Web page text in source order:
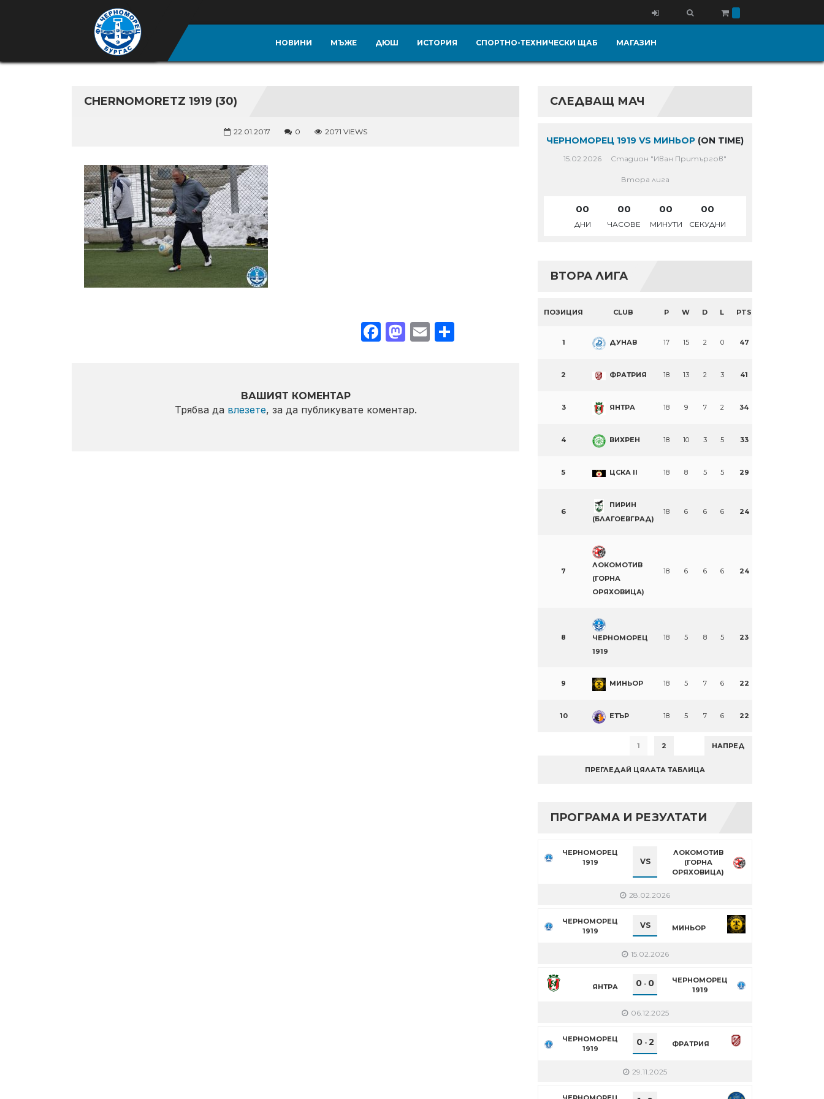
НОВИНИ МЪЖЕ ДЮШ ИСТОРИЯ СПОРТНО-ТЕХНИЧЕСКИ ЩАБ МАГАЗИН
CHERNOMORETZ 1919 (30)
22.01.2017 0 2071 VIEWS
Facebook
Mastodon
EmailShare
ВАШИЯТ КОМЕНТАР
Трябва да влезете, за да публикувате коментар.
СЛЕДВАЩ МАЧ
ЧЕРНОМОРЕЦ 1919 VS МИНЬОР (ON TIME)
15.02.2026 Стадион "Иван Притъргов"
Втора лига
00
ДНИ
00
ЧАСОВЕ
00
МИНУТИ
00
СЕКУДНИ
ВТОРА ЛИГА
ПОЗИЦИЯ CLUB P W D L PTS
1 ДУНАВ 17 15 2 0 47
2 ФРАТРИЯ 18 13 2 3 41
3 ЯНТРА 18 9 7 2 34
4 ВИХРЕН 18 10 3 5 33
5 ЦСКА II 18 8 5 5 29
6
ПИРИН
(БЛАГОЕВГРАД)
18 6 6 6 24
7
ЛОКОМОТИВ
(ГОРНА
ОРЯХОВИЦА)
18 6 6 6 24
8
ЧЕРНОМОРЕЦ
1919
18 5 8 5 23
9 МИНЬОР 18 5 7 6 22
10 ЕТЪР 18 5 7 6 22
1 2 НАПРЕД
ПРЕГЛЕДАЙ ЦЯЛАТА ТАБЛИЦА
ПРОГРАМА И РЕЗУЛТАТИ
ЧЕРНОМОРЕЦ
1919
VS
ЛОКОМОТИВ
(ГОРНА
ОРЯХОВИЦА)
28.02.2026
ЧЕРНОМОРЕЦ
1919
VS МИНЬОР
15.02.2026
ЯНТРА 0 - 0
ЧЕРНОМОРЕЦ
1919
06.12.2025
ЧЕРНОМОРЕЦ
1919
0- 2 ФРАТРИЯ
29.11.2025